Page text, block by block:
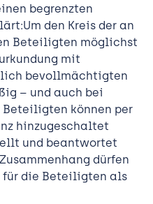
begrenzten
den Kreis der an
Beteiligten möglichst
mit
bevollmächtigten
– und auch bei
Beteiligten können per
hinzugeschaltet
und beantwortet
dürfen
die Beteiligten als